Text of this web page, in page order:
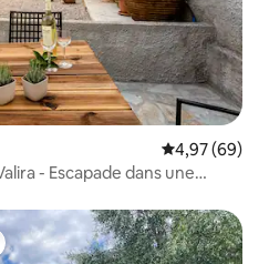
Évaluation
4,97 (69)
- Escapade dans une